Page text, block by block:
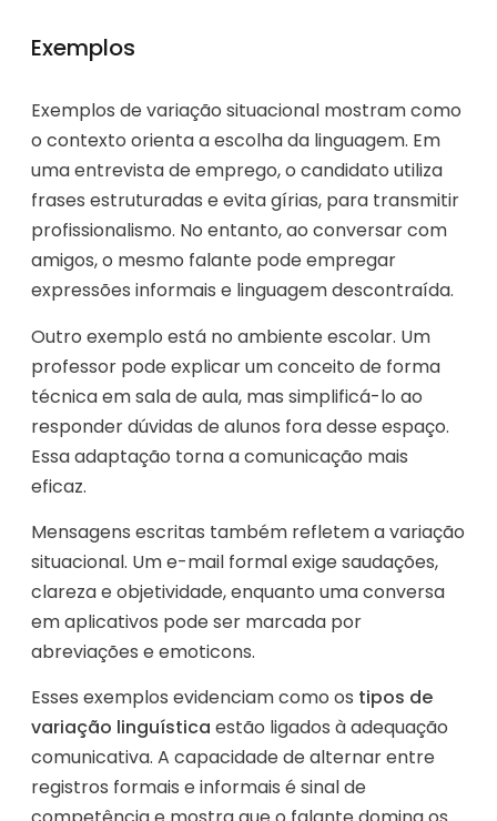
Exemplos
Exemplos de variação situacional mostram como
o contexto orienta a escolha da linguagem. Em
uma entrevista de emprego, o candidato utiliza
frases estruturadas e evita gírias, para transmitir
profissionalismo. No entanto, ao conversar com
amigos, o mesmo falante pode empregar
expressões informais e linguagem descontraída.
Outro exemplo está no ambiente escolar. Um
professor pode explicar um conceito de forma
técnica em sala de aula, mas simplificá-lo ao
responder dúvidas de alunos fora desse espaço.
Essa adaptação torna a comunicação mais
eficaz.
Mensagens escritas também refletem a variação
situacional. Um e-mail formal exige saudações,
clareza e objetividade, enquanto uma conversa
em aplicativos pode ser marcada por
abreviações e emoticons.
Esses exemplos evidenciam como os tipos de
variação linguística estão ligados à adequação
comunicativa. A capacidade de alternar entre
registros formais e informais é sinal de